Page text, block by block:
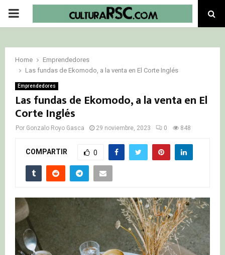
PRIMARY
Home
Emprendedores
Las fundas de Ekomodo, a la venta en El Corte Inglés
Emprendedores
Las fundas de Ekomodo, a la venta en El
Corte Inglés
Por Gonzalo Royo Gasca 29 noviembre, 2023 0 848
COMPARTIR 0